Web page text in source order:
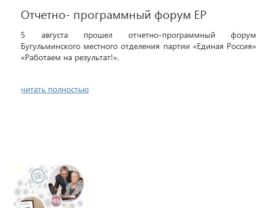
Отчетно- программный форум ЕР
5 августа прошел отчетно-программный форум
Бугульминского местного отделения партии «Единая Россия»
«Работаем на результат!».
читать полностью